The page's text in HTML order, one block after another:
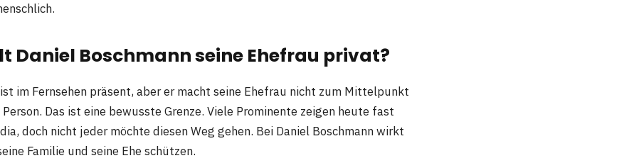
Daniel Boschmann seine Ehefrau privat?
im Fernsehen präsent, aber er macht seine Ehefrau nicht zum Mittelpunkt
Das ist eine bewusste Grenze. Viele Prominente zeigen heute fast
doch nicht jeder möchte diesen Weg gehen. Bei Daniel Boschmann wirkt
Familie und seine Ehe schützen.